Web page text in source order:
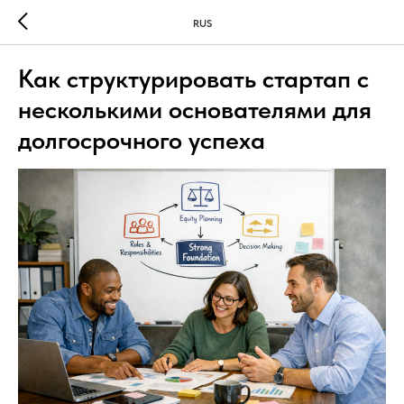
RUS
Как структурировать стартап с
несколькими основателями для
долгосрочного успеха